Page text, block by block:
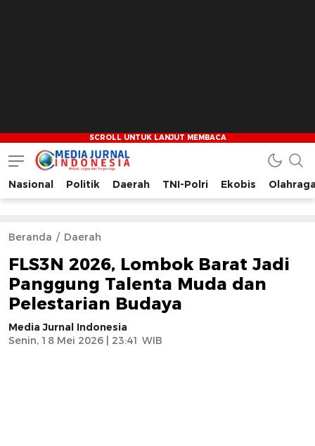
Media Jurnal Indonesia
Bersama Membangun Indonesia
Nasional Politik Daerah TNI-Polri Ekobis
Beranda Daerah
FLS3N 2026, Lombok Barat Jadi
Panggung Talenta Muda dan
Pelestarian Budaya
Media Jurnal Indonesia
Senin, 18 Mei 2026 | 23:41 WIB